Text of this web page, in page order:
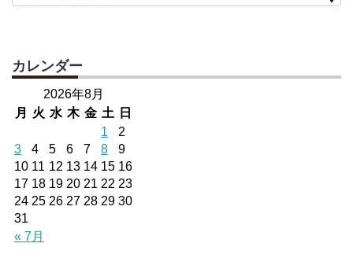
カレンダー
2026年8月
月
火 水 木 金 土 日
« 7月
1
2
3
4 5 6 7 8
9
10 11 12 13 14 15 16
17 18 19 20 21 22 23
24 25 26 27 28 29 30
31